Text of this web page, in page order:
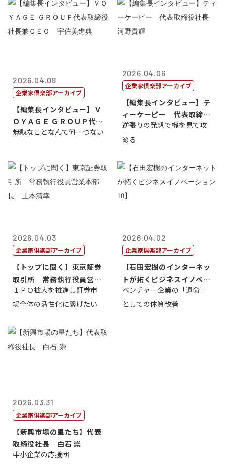
2026.04.08
企業家倶楽部アーカイブ
【編集長インタビュー】Ｖ
ＯＹＡＧＥ ＧＲＯＵＰ代表
取締役社長...
無駄なことなんて何一つない
2026.04.06
企業家倶楽部アーカイブ
【編集長インタビュー】テ
ィーケーピー 代表取締役
社長 河野貴...
逆張りの発想で機を見て攻
める
2026.04.03
企業家倶楽部アーカイブ
【トップに聞く】東京証券
取引所 常務執行役員営業
本部長 土本...
ＩＰＯ拡大を推進し証券市
場全体の活性化に繋げたい
2026.04.02
企業家倶楽部アーカイブ
【石田宏樹のインターネッ
トが拓くビジネスイノベー
ション10】
ベンチャー企業の「運命」
としての体質改善
2026.03.31
企業家倶楽部アーカイブ
【新興市場の星たち】代表
取締役社長 白石 崇
中小企業の応援団